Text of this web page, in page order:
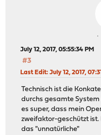
July 12, 2017, 05:55:34 PM
#3
Last Edit: July 12, 2017,
Technisch ist die
durchs gesamte System
es super, dass mein
zweifaktor-geschützt ist.
das "unnatürliche"